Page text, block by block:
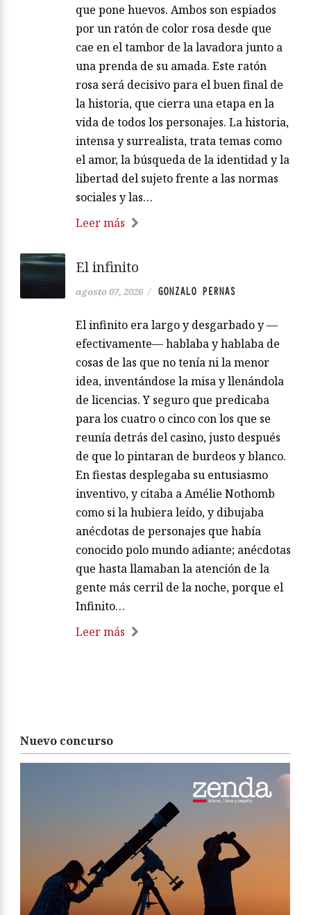
que pone huevos. Ambos son espiados
por un ratón de color rosa desde que
cae en el tambor de la lavadora junto a
una prenda de su amada. Este ratón
rosa será decisivo para el buen final de
la historia, que cierra una etapa en la
vida de todos los personajes. La historia,
intensa y surrealista, trata temas como
el amor, la búsqueda de la identidad y la
libertad del sujeto frente a las normas
sociales y las…
Leer más
El infinito
agosto 07, 2026 / GONZALO PERNAS
El infinito era largo y desgarbado y —
efectivamente— hablaba y hablaba de
cosas de las que no tenía ni la menor
idea, inventándose la misa y llenándola
de licencias. Y seguro que predicaba
para los cuatro o cinco con los que se
reunía detrás del casino, justo después
de que lo pintaran de burdeos y blanco.
En fiestas desplegaba su entusiasmo
inventivo, y citaba a Amélie Nothomb
como si la hubiera leído, y dibujaba
anécdotas de personajes que había
conocido polo mundo adiante; anécdotas
que hasta llamaban la atención de la
gente más cerril de la noche, porque el
Infinito…
Leer más
Nuevo concurso